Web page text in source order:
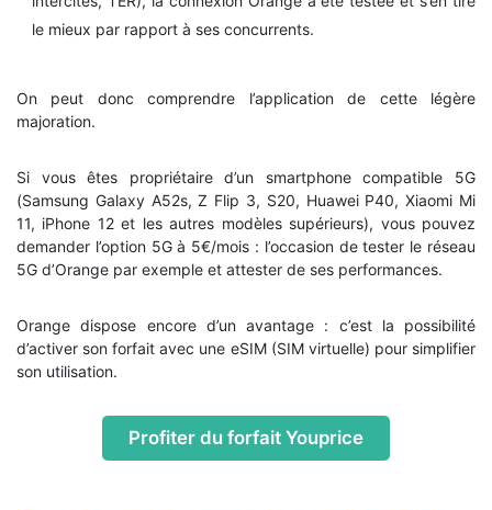
le mieux par rapport à ses concurrents.
On peut donc comprendre l’application de cette légère
majoration.
Si vous êtes propriétaire d’un smartphone compatible 5G
(Samsung Galaxy A52s, Z Flip 3, S20, Huawei P40, Xiaomi Mi
11, iPhone 12 et les autres modèles supérieurs), vous pouvez
demander l’option 5G à 5€/mois : l’occasion de tester le réseau
5G d’Orange par exemple et attester de ses performances.
Orange dispose encore d’un avantage : c’est la possibilité
d’activer son forfait avec une eSIM (SIM virtuelle) pour simplifier
son utilisation.
Profiter du forfait Youprice